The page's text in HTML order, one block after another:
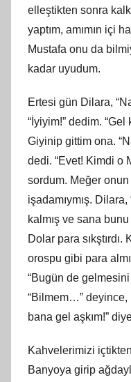
elleştikten sonra
yaptım, amımın içi
Mustafa onu da
kadar uyudum.
Ertesi gün Dilara,
“İyiyim!” dedim.
Giyinip gittim ona.
dedi. “Evet! Kimdi o
sordum. Meğer
işadamıymış.
kalmış ve sana
Dolar para
orospu gibi para
“Bugün de
“Bilmem…” deyince,
bana gel aşkım!”
Kahvelerimizi
Banyoya girip